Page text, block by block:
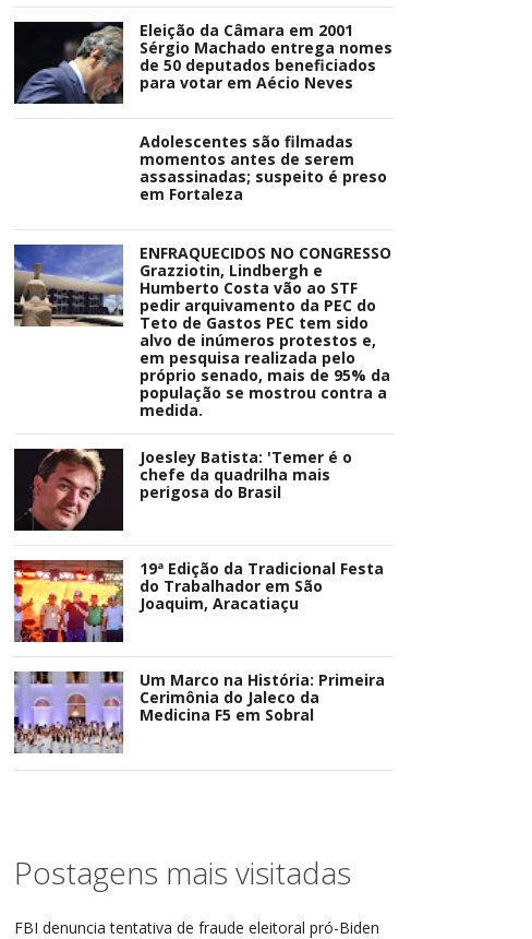
Eleição da Câmara em 2001
Sérgio Machado entrega nomes
de 50 deputados beneficiados
para votar em Aécio Neves
Adolescentes são filmadas
momentos antes de serem
assassinadas; suspeito é preso
em Fortaleza
ENFRAQUECIDOS NO CONGRESSO
Grazziotin, Lindbergh e
Humberto Costa vão ao STF
pedir arquivamento da PEC do
Teto de Gastos PEC tem sido
alvo de inúmeros protestos e,
em pesquisa realizada pelo
próprio senado, mais de 95% da
população se mostrou contra a
medida.
Joesley Batista: 'Temer é o
chefe da quadrilha mais
perigosa do Brasil
19ª Edição da Tradicional Festa
do Trabalhador em São
Joaquim, Aracatiaçu
Um Marco na História: Primeira
Cerimônia do Jaleco da
Medicina F5 em Sobral
Postagens mais visitadas
FBI denuncia tentativa de fraude eleitoral pró-Biden